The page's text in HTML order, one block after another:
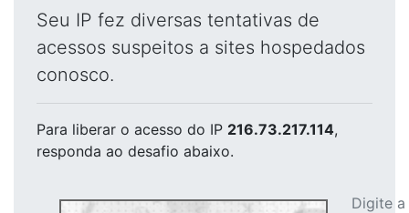
Seu IP fez diversas tentativas de
acessos suspeitos a sites hospedados
conosco.
Para liberar o acesso do IP 216.73.217.114,
responda ao desafio abaixo.
Digite